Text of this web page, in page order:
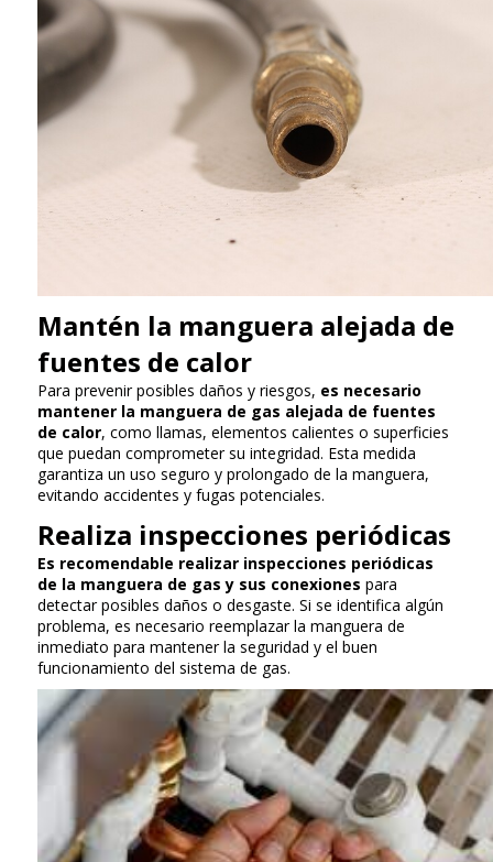
Mantén la manguera alejada de
fuentes de calor
Para prevenir posibles daños y riesgos, es necesario
mantener la manguera de gas alejada de fuentes
de calor, como llamas, elementos calientes o superficies
que puedan comprometer su integridad. Esta medida
garantiza un uso seguro y prolongado de la manguera,
evitando accidentes y fugas potenciales.
Realiza inspecciones periódicas
Es recomendable realizar inspecciones periódicas
de la manguera de gas y sus conexiones para
detectar posibles daños o desgaste. Si se identifica algún
problema, es necesario reemplazar la manguera de
inmediato para mantener la seguridad y el buen
funcionamiento del sistema de gas.